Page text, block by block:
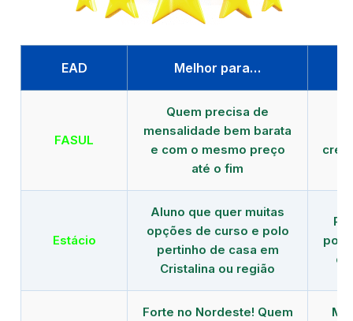
EAD Melhor para…
FASUL
Quem precisa de
mensalidade bem barata
e com o mesmo preço
até o fim
Estácio
Aluno que quer muitas
opções de curso e polo
pertinho de casa em
Cristalina ou região
Forte no Nordeste! Quem